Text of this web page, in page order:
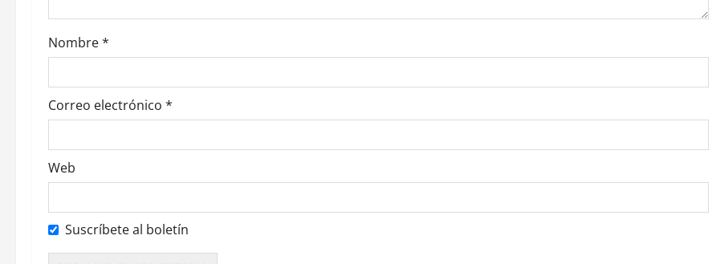
n
t
r
d
a
s
Nombre*
Correo electrónico *
Web
Suscríbete al boletín